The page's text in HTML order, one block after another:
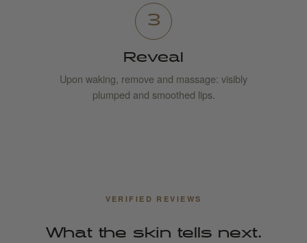
3
Reveal
Upon waking, remove and massage: visibly
plumped and smoothed lips.
VERIFIED REVIEWS
What the skin tells next.